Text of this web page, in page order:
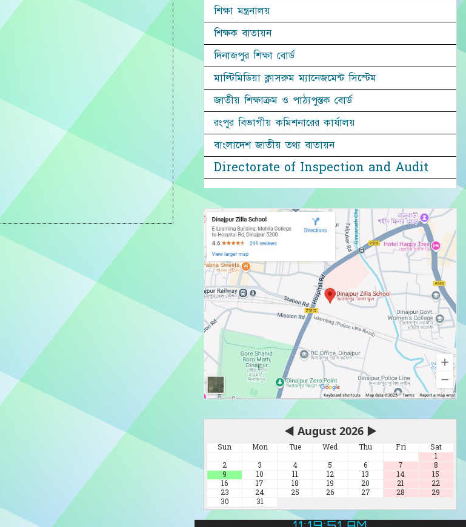
শিক্ষা মন্ত্রনালয়
শিক্ষক বাতায়ন
দিনাজপুর শিক্ষা বোর্ড
মাল্টিমিডিয়া ক্লাসরুম ম্যানেজমেন্ট সিস্টেম
জাতীয় শিক্ষাক্রম ও পাঠ্যপুস্তক বোর্ড
রংপুর বিভাগীয় কমিশনারের কার্যালয়
বাংলাদেশ জাতীয় তথ্য বাতায়ন
Directorate of Inspection and Audit
◀ August 2026 ▶
Sun Mon Tue Wed Thu Fri
Sat
1
2
3 4 5 6 7
8
9
10 11 12 13 14
15
16
17 18 19 20 21
22
23
24 25 26 27 28
29
30
31